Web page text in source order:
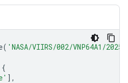
( 'NASA/VIIRS/002/VNP64A1/
{
],